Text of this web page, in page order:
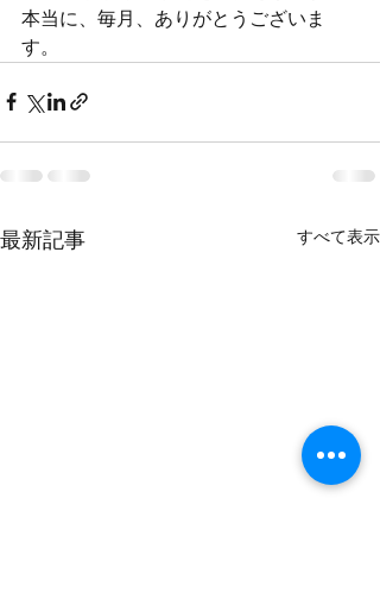
本当に、毎月、ありがとうございま
す。
最新記事 すべて表示